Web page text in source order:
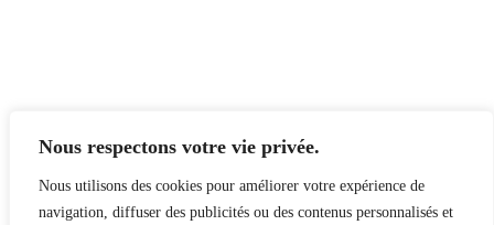
Nous respectons votre vie privée.
Nous utilisons des cookies pour améliorer votre expérience de
navigation, diffuser des publicités ou des contenus personnalisés et